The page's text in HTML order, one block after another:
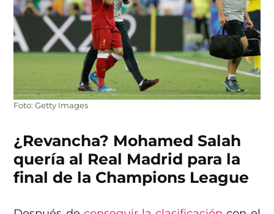
Foto: Getty Images
¿Revancha? Mohamed Salah
quería al Real Madrid para la
final de la Champions League